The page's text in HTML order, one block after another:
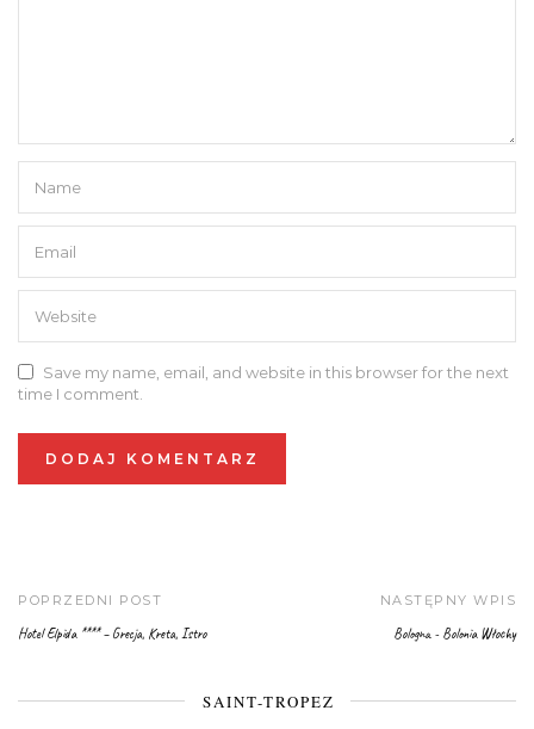
Save my name, email, and website in this browser for the next
time I comment.
POPRZEDNI POST
Hotel Elpida **** – Grecja, Kreta, Istro
NASTĘPNY WPIS
Bologna - Bolonia Włochy
SAINT-TROPEZ